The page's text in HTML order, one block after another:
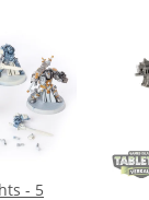
- 5